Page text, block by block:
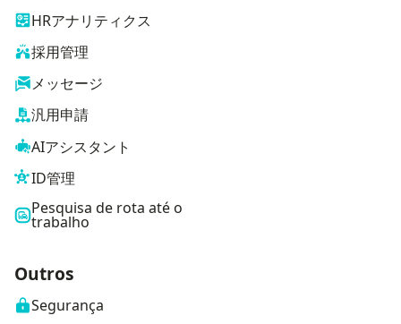
HRアナリティクス
採用管理
メッセージ
汎用申請
AIアシスタント
ID管理
Pesquisa de rota até o
trabalho
Outros
Segurança